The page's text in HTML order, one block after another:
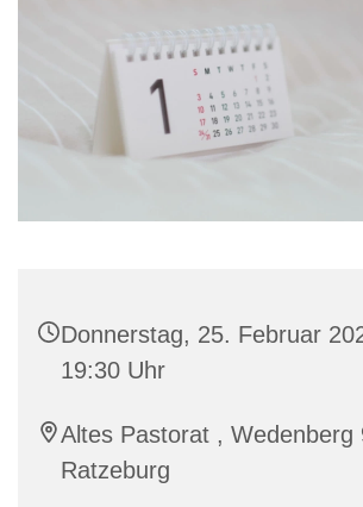
Donnerstag, 25. Februar
19:30 Uhr
Altes Pastorat , Wedenberg
Ratzeburg